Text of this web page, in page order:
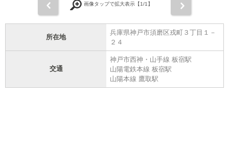
画像タップで拡大表示【1/1】
所在地
兵庫県神戸市須磨区戎町３丁目１－
２４
交通
神戸市西神・山手線 板宿駅
山陽電鉄本線 板宿駅
山陽本線 鷹取駅